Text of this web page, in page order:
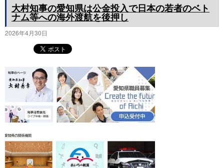
大村知事の愛知県は公金投入で日本の若者のベト
ナム等への海外渡航を後押し
2026年4月30日